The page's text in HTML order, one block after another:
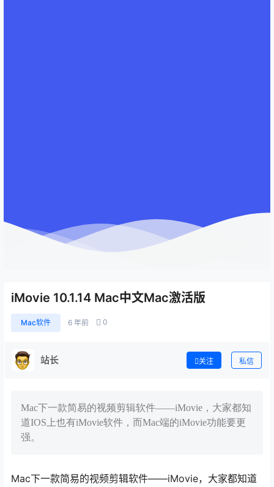
iMovie 10.1.14 Mac中文Mac激活版
Mac软件 6 年前 0
站长 关注 私信
Mac下一款简易的视频剪辑软件——iMovie，大家都知
道IOS上也有iMovie软件，而Mac端的iMovie功能要更
强。
Mac下一款简易的视频剪辑软件——iMovie，大家都知道